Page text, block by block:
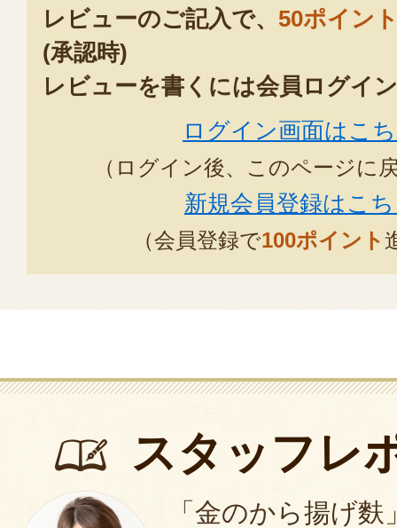
レビューのご記入で、 50ポイン
(承認時)
レビューを書くには会員ログイ
ログイン画面はこ
（ログイン後、このページに
新規会員登録はこ
（会員登録で100ポイント
スタッフレ
「金のから揚げ